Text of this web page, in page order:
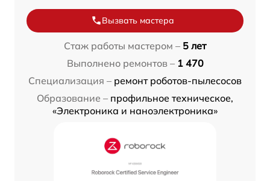
Вызвать мастера
Стаж работы мастером – 5 лет
Выполнено ремонтов – 1 470
Специализация – ремонт роботов-пылесосов
Образование – профильное техническое,
«Электроника и наноэлектроника»